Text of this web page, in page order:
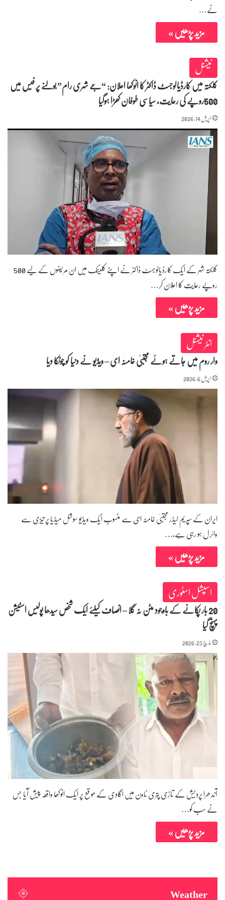
نے…
مزید پڑھیں »
نیشنل
کلکتہ میں کارڈیالوجسٹ ڈاکٹر کا انوکھا اعلان: “جے شری رام” بولنے پر فیس میں
500روپے کی رعایت، سیاسی طوفان کھڑا ہوگیا
اپریل 14, 2026
کلکتہ شہر کے ایک کارڈیالوجسٹ ڈاکٹر نے اپنے کلینک میں ان مریضوں کے لیے 500
روپے رعایت کا اعلان کر…
مزید پڑھیں »
انٹر نیشنل
وار روم میں جاتے ہوئے مجتبیٰ خامنہ ای – ویڈیو نے دنیا کو چونکا دیا
اپریل 6, 2026
ایران کے سپریم لیڈر مجتبیٰ خامنہ ای سے منسوب ایک ویڈیو سوشل میڈیا پر تیزی سے
وائرل ہو رہی ہے،…
مزید پڑھیں »
اسپشل اسٹوری
20 بار پکانے کے باوجود مٹن نہ گلا – انصاف کیلئے ایک شخص سیدھا پولیس اسٹیشن
پہنچ گیا
مارچ 23, 2026
آندھرا پردیش کے تاڑی پتری ٹاون میں اگادی کے موقع پر ایک انوکھا واقعہ پیش آیا جس
نے سب کو…
مزید پڑھیں »
Weather